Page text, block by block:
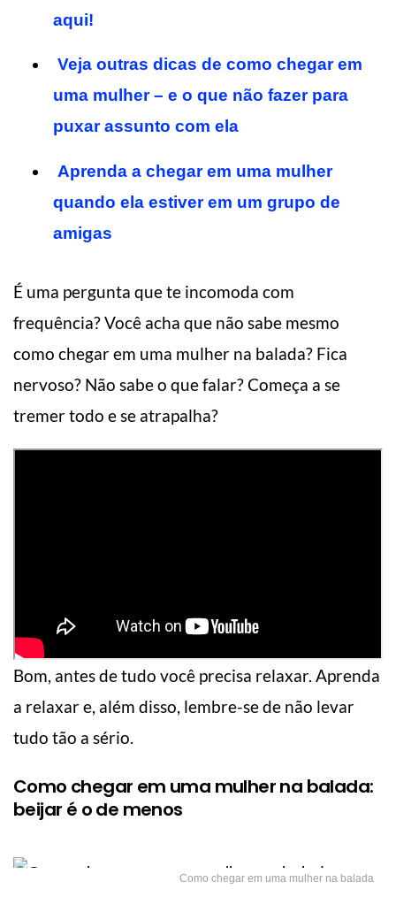
aqui!
Veja outras dicas de como chegar em
uma mulher – e o que não fazer para
puxar assunto com ela
Aprenda a chegar em uma mulher
quando ela estiver em um grupo de
amigas
É uma pergunta que te incomoda com
frequência? Você acha que não sabe mesmo
como chegar em uma mulher na balada? Fica
nervoso? Não sabe o que falar? Começa a se
tremer todo e se atrapalha?
Bom, antes de tudo você precisa relaxar. Aprenda
a relaxar e, além disso, lembre-se de não levar
tudo tão a sério.
Como chegar em uma mulher na balada:
beijar é o de menos
Como chegar em uma mulher na balada